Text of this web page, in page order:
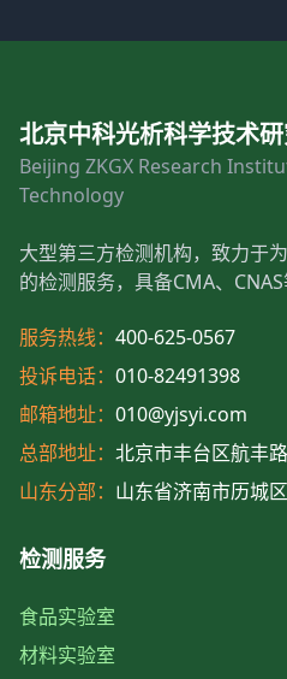
北京中科光析科学技术
Beijing ZKGX Research
Technology
大型第三方检测机构，致力于
的检测服务，具备CMA、CNAS
服务热线： 400-625-0567
投诉电话： 010-82491398
邮箱地址： 010@yjsyi.com
总部地址： 北京市丰台区航丰
山东分部： 山东省济南市历城
检测服务
食品实验室
材料实验室